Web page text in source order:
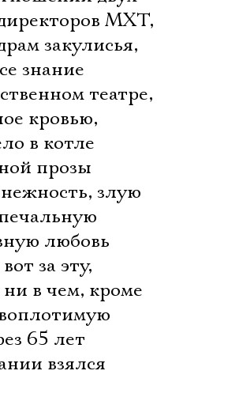
МХТ,
закулисья,
знание
театре,
кровью,
в котле
прозы
злую
любовь
за эту,
ни в чем, кроме
65 лет
взялся